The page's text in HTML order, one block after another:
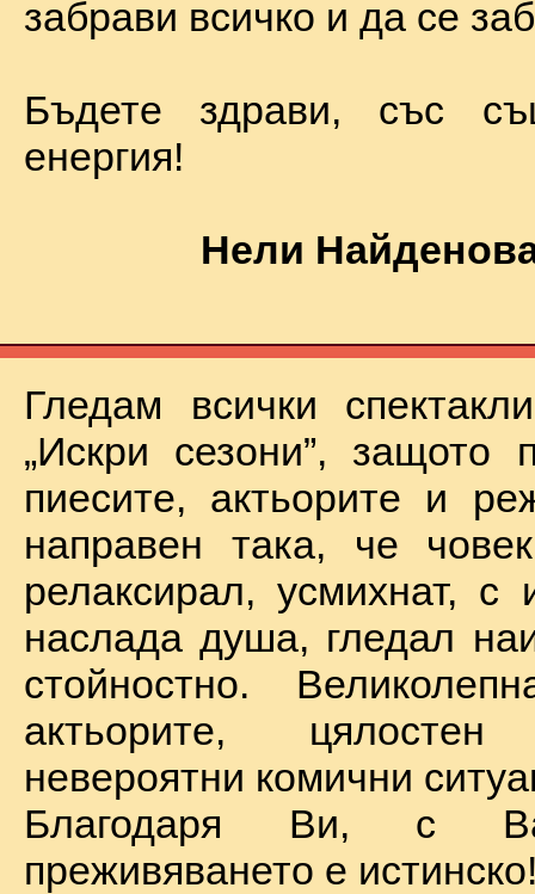
забрави всичко и да се
Бъдете здрави, със
енергия!
Нели
Гледам всички
„Искри сезони”, защото
пиесите, актьорите и
направен така, че
релаксирал, усмихнат, с
наслада душа, гледал
стойностно.
актьорите, цялостен
невероятни комични
Благодаря Ви, с
преживяването е